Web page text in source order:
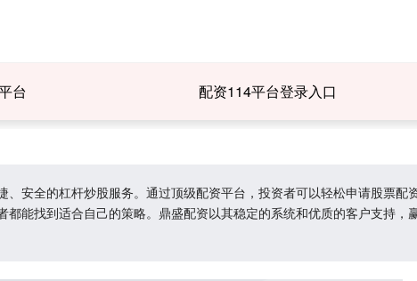
台 配资114平台登录入口
安全的杠杆炒股服务。通过顶级配资平台，投资者可以轻松申请股票
能找到适合自己的策略。鼎盛配资以其稳定的系统和优质的客户支持